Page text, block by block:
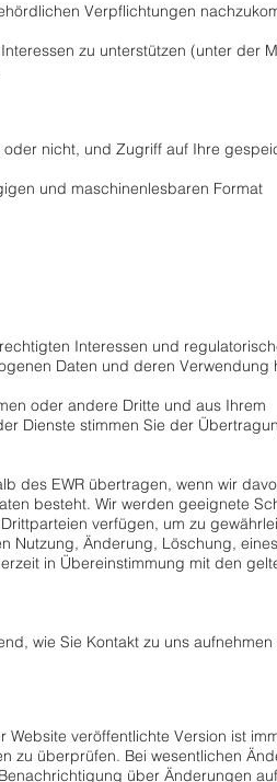
Verpflichtungen
zu unterstützen (unter der
nicht, und Zugriff auf Ihre
und maschinenlesbaren Format
Interessen und
Daten und deren Verwendung
oder andere Dritte und aus Ihrem
Dienste stimmen Sie der
des EWR übertragen, wenn wir
besteht. Wir werden geeignete
verfügen, um zu
Nutzung, Änderung, Löschung, eines
in Übereinstimmung mit den
wie Sie Kontakt zu uns aufnehmen
veröffentlichte Version ist
zu überprüfen. Bei wesentlichen
über Änderungen